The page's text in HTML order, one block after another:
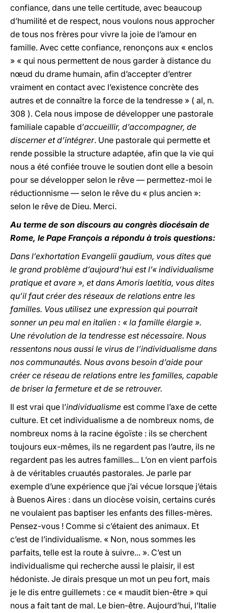
confiance, dans une telle certitude, avec beaucoup
d’humilité et de respect, nous voulons nous approcher
de tous nos frères pour vivre la joie de l’amour en
famille. Avec cette confiance, renonçons aux « enclos
» « qui nous permettent de nous garder à distance du
nœud du drame humain, afin d’accepter d’entrer
vraiment en contact avec l’existence concrète des
autres et de connaître la force de la tendresse » ( al, n.
308 ). Cela nous impose de développer une pastorale
familiale capable d’accueillir, d’accompagner, de
discerner et d’intégrer. Une pastorale qui permette et
rende possible la structure adaptée, afin que la vie qui
nous a été confiée trouve le soutien dont elle a besoin
pour se développer selon le rêve — permettez-moi le
réductionnisme — selon le rêve du « plus ancien »:
selon le rêve de Dieu. Merci.
Au terme de son discours au congrès diocésain de
Rome, le Pape François a répondu à trois questions:
Dans l’exhortation Evangelii gaudium, vous dites que
le grand problème d’aujourd’hui est l’« individualisme
pratique et avare », et dans Amoris laetitia, vous dites
qu’il faut créer des réseaux de relations entre les
familles. Vous utilisez une expression qui pourrait
sonner un peu mal en italien : « la famille élargie ».
Une révolution de la tendresse est nécessaire. Nous
ressentons nous aussi le virus de l’individualisme dans
nos communautés. Nous avons besoin d’aide pour
créer ce réseau de relations entre les familles, capable
de briser la fermeture et de se retrouver.
Il est vrai que l’individualisme est comme l’axe de cette
culture. Et cet individualisme a de nombreux noms, de
nombreux noms à la racine égoïste : ils se cherchent
toujours eux-mêmes, ils ne regardent pas l’autre, ils ne
regardent pas les autres familles... L’on en vient parfois
à de véritables cruautés pastorales. Je parle par
exemple d’une expérience que j’ai vécue lorsque j’étais
à Buenos Aires : dans un diocèse voisin, certains curés
ne voulaient pas baptiser les enfants des filles-mères.
Pensez-vous ! Comme si c’étaient des animaux. Et
c’est de l’individualisme. « Non, nous sommes les
parfaits, telle est la route à suivre... ». C’est un
individualisme qui recherche aussi le plaisir, il est
hédoniste. Je dirais presque un mot un peu fort, mais
je le dis entre guillemets : ce « maudit bien-être » qui
nous a fait tant de mal. Le bien-être. Aujourd’hui, l’Italie